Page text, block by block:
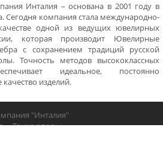
Инталия – основана в 2001 году в
Сегодня компания стала международно-
одной из ведущих ювелирных
которая производит Ювелирные
с сохранением традиций русской
Точность методов высококлассных
идеальное, постоянно
изделий.
"Инталия"
-«Точка опоры»